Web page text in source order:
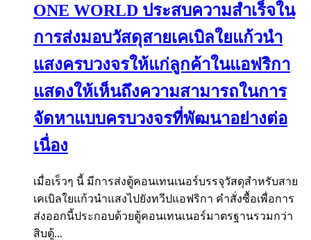
ONE WORLD ประสบความสำเร็จใน
การส่งมอบวัสดุสายเคเบิลใยแก้วนำ
แสงครบวงจรให้แก่ลูกค้าในแอฟริกา
แสดงให้เห็นถึงความสามารถในการ
จัดหาแบบครบวงจรที่พัฒนาอย่างต่อ
เนื่อง
เมื่อเร็วๆ นี้ มีการส่งตู้คอนเทนเนอร์บรรจุวัสดุสำหรับสาย
เคเบิลใยแก้วนำแสงไปยังทวีปแอฟริกา คำสั่งซื้อเพื่อการ
ส่งออกนี้ประกอบด้วยตู้คอนเทนเนอร์มาตรฐานรวมกว่า
สิบตู้...